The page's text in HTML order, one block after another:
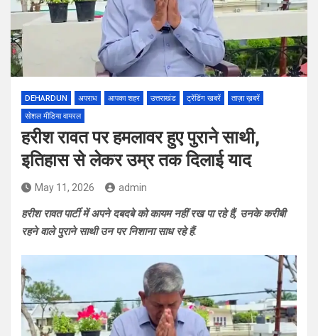
DEHARDUN अपराध आपका शहर उत्तराखंड ट्रेंडिंग खबरें
ताज़ा ख़बरें
सोशल मीडिया वायरल
हरीश रावत पर हमलावर हुए पुराने साथी,
इतिहास से लेकर उम्र तक दिलाई याद
May 11, 2026 admin
हरीश रावत पार्टी में अपने दबदबे को कायम नहीं रख पा रहे हैं, उनके करीबी
रहने वाले पुराने साथी उन पर निशाना साध रहे हैं.